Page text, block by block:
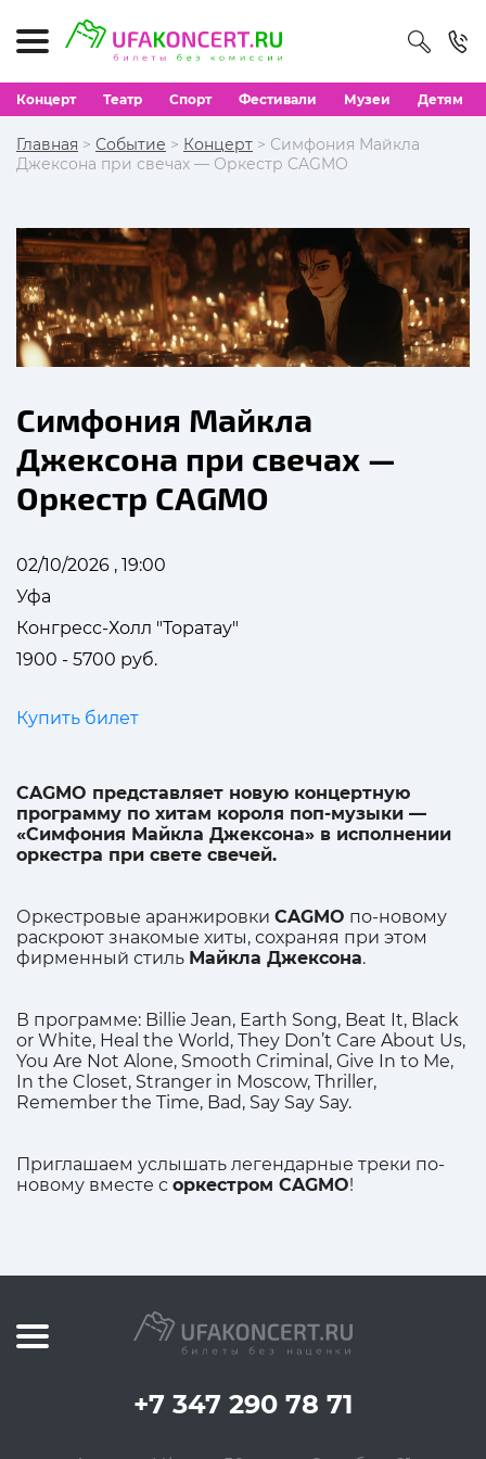
Концерт Театр Спорт Фестивали Музеи Детям
Главная > Событие > Концерт > Симфония Майкла
Джексона при свечах — Оркестр CAGMO
Симфония Майкла
Джексона при свечах —
Оркестр CAGMO
02/10/2026 , 19:00
Уфа
Конгресс-Холл "Торатау"
1900 - 5700 руб.
Купить билет
CAGMO представляет новую концертную
программу по хитам короля поп-музыки —
«Симфония Майкла Джексона» в исполнении
оркестра при свете свечей.
Оркестровые аранжировки CAGMO по-новому
раскроют знакомые хиты, сохраняя при этом
фирменный стиль Майкла Джексона.
В программе: Billie Jean, Earth Song, Beat It, Black
or White, Heal the World, They Don’t Care About Us,
You Are Not Alone, Smooth Criminal, Give In to Me,
In the Closet, Stranger in Moscow, Thriller,
Remember the Time, Bad, Say Say Say.
Приглашаем услышать легендарные треки по-
новому вместе с оркестром CAGMO!
+7 347 290 78 71